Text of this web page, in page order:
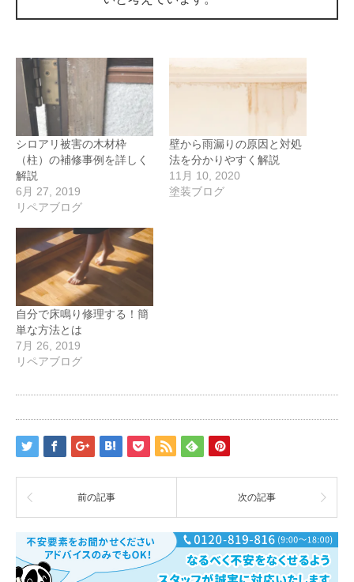
シロアリ被害の木材枠
（柱）の補修事例を詳しく
解説
6月 27, 2019
リペアブログ
壁から雨漏りの原因と対処
法を分かりやすく解説
11月 10, 2020
塗装ブログ
自分で床鳴り修理する！簡
単な方法とは
7月 26, 2019
リペアブログ
前の記事 次の記事